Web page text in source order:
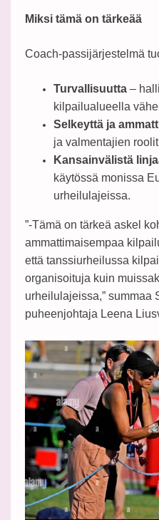
Miksi tämä on tärkeää
Coach-passijärjestelmä
Turvallisuutta –
kilpailualueella
Selkeyttä ja
ja valmentajien
Kansainvälistä
käytössä monissa
urheilulajeissa.
”-Tämä on tärkeä askel
ammattimaisempaa
että tanssiurheilussa
organisoituja kuin
urheilulajeissa,” summaa
puheenjohtaja Leena